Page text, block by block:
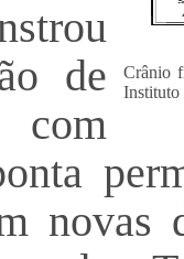
Crânio
de
novas